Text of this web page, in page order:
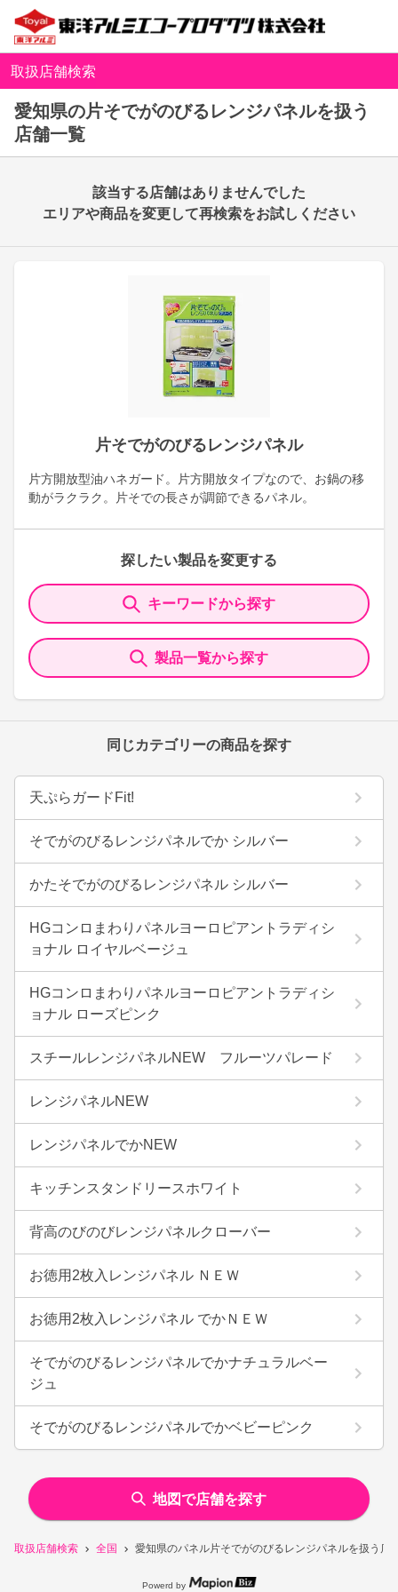
取扱店舗検索 全国 愛知県のパネル片そでがのびるレンジパネルを扱う店
取扱店舗検索
愛知県の片そでがのびるレンジパネルを扱う
店舗一覧
片そでがのびるレンジパネル
片方開放型油ハネガード。片方開放タイプなので、お鍋の移
動がラクラク。片そでの長さが調節できるパネル。
探したい製品を変更する
キーワードから探す
製品一覧から探す
同じカテゴリーの商品を探す
天ぷらガードFit!
そでがのびるレンジパネルでか シルバー
かたそでがのびるレンジパネル シルバー
HGコンロまわりパネルヨーロピアントラディシ
ョナル ロイヤルベージュ
HGコンロまわりパネルヨーロピアントラディシ
ョナル ローズピンク
スチールレンジパネルNEW フルーツパレード
レンジパネルNEW
レンジパネルでかNEW
キッチンスタンドリースホワイト
背高のびのびレンジパネルクローバー
お徳用2枚入レンジパネル ＮＥＷ
お徳用2枚入レンジパネル でかＮＥＷ
そでがのびるレンジパネルでかナチュラルベー
ジュ
そでがのびるレンジパネルでかベビーピンク
該当する店舗はありませんでした
エリアや商品を変更して再検索をお試しください
地図で店舗を探す
Powerd by